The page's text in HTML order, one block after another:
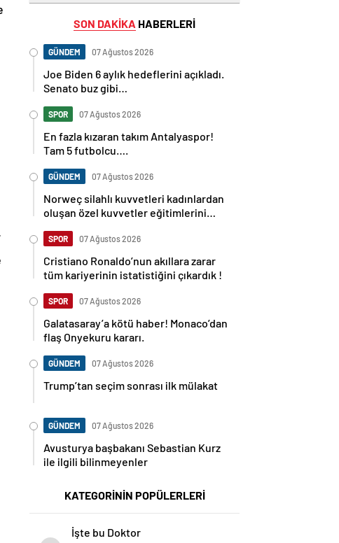
SON DAKİKA HABERLERİ
GÜNDEM 07 Ağustos 2026
Joe Biden 6 aylık hedeflerini açıkladı.
Senato buz gibi…
SPOR 07 Ağustos 2026
En fazla kızaran takım Antalyaspor!
Tam 5 futbolcu….
GÜNDEM 07 Ağustos 2026
Norweç silahlı kuvvetleri kadınlardan
oluşan özel kuvvetler eğitimlerini
SPOR 07 Ağustos 2026
Cristiano Ronaldo’nun akıllara zarar
tüm kariyerinin istatistiğini çıkardık !
SPOR 07 Ağustos 2026
Galatasaray’a kötü haber! Monaco’dan
flaş Onyekuru kararı.
GÜNDEM 07 Ağustos 2026
Trump’tan seçim sonrası ilk mülakat
GÜNDEM 07 Ağustos 2026
Avusturya başbakanı Sebastian Kurz
ile ilgili bilinmeyenler
KATEGORİNİN POPÜLERLERİ
İşte bu Doktor